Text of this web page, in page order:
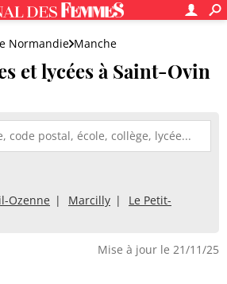
Normandie Manche
et lycées à Saint-Ovin
Ozenne Marcilly
Le Petit-
Mise à jour le 21/11/25